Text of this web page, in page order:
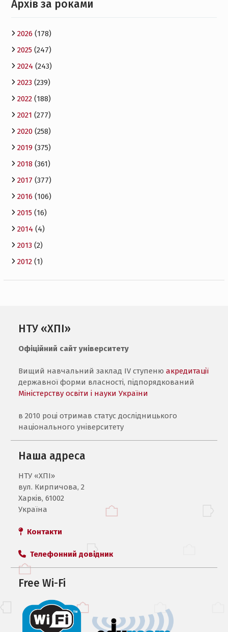
Архів за роками
2026(178)
2025(247)
2024 (243)
2023(239)
2022(188)
2021 (277)
2020(258)
2019(375)
2018(361)
2017 (377)
2016(106)
2015(16)
2014 (4)
2013(2)
2012(1)
НТУ «ХПІ»
Офіційний сайт університету
Вищий навчальний заклад IV ступенюакредитації
державної форми власності, підпорядкований
Міністерству освіти і науки України
в 2010 році отримав статус дослідницького
національного університету
Наша адреса
НТУ «ХПI»
вул. Кирпичова, 2
Харків, 61002
Україна
Контакти
Телефонний довідник
Free Wi-Fi